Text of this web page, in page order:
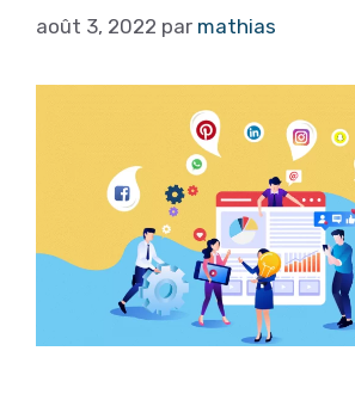
août 3, 2022 par mathias